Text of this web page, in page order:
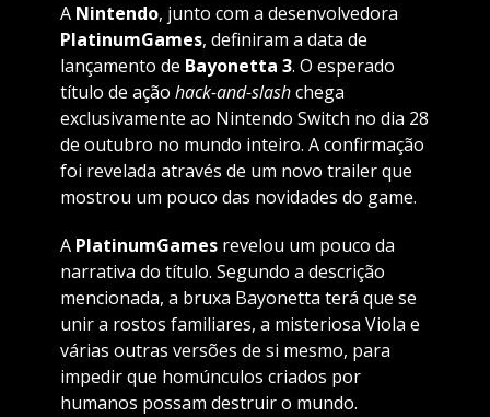
A Nintendo, junto com a desenvolvedora
PlatinumGames, definiram a data de
lançamento de Bayonetta 3. O esperado
título de ação hack-and-slashchega
exclusivamente ao Nintendo Switch no dia 28
de outubro no mundo inteiro. A confirmação
foi revelada através de um novo trailer que
mostrou um pouco das novidades do game.
A PlatinumGames revelou um pouco da
narrativa do título. Segundo a descrição
mencionada, a bruxa Bayonetta terá que se
unir a rostos familiares, a misteriosa Viola e
várias outras versões de si mesmo, para
impedir que homúnculos criados por
humanos possam destruir o mundo.